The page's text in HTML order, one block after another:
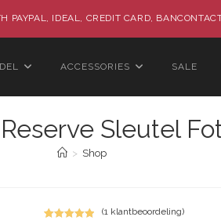
PAYPAL, IDEAL, CREDIT CARD,
ACCESSORIES SALE
Sleutel
> Shop
(1klantbeoordeling)